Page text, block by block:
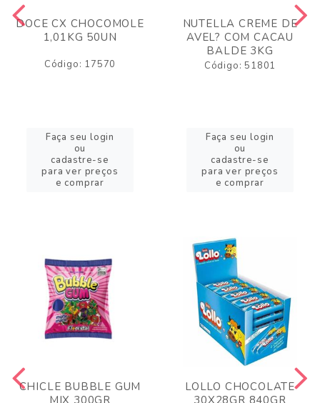
DOCE CX CHOCOMOLE
1,01KG 50UN
Código: 17570
Faça seu login
ou
cadastre-se
para ver preços
e comprar
NUTELLA CREME DE
AVEL? COM CACAU
BALDE 3KG
Código: 51801
Faça seu login
ou
cadastre-se
para ver preços
e comprar
CHICLE BUBBLE GUM
LOLLO CHOCOLATE